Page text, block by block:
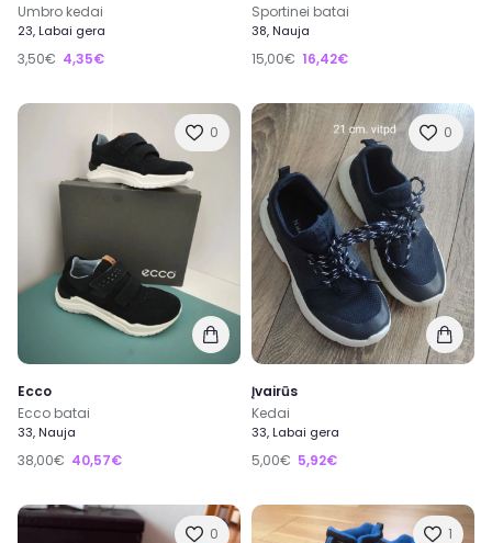
Umbro kedai
23, Labai gera
3,50€ 4,35€
Sportinei batai
38, Nauja
15,00€ 16,42€
0
Ecco
Ecco batai
33, Nauja
38,00€ 40,57€
0
Įvairūs
Kedai
33, Labai gera
5,00€ 5,92€
0 1